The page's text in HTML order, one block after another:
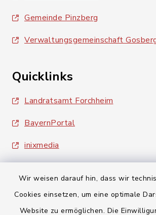
Wir weisen darauf hin, dass wir
Cookies einsetzen, um eine optimale
Website zu ermöglichen. Die
Gemeinde Pinzberg
Verwaltungsgemeinschaft
Quicklinks
Landratsamt Forchheim
BayernPortal
inixmedia